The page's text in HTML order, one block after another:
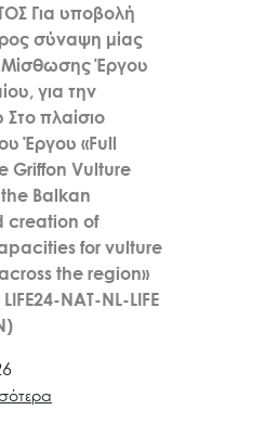
Για υποβολή
σύναψη μίας
Έργου
για την
πλαίσιο
Έργου «Full
Griffon Vulture
Balkan
creation of
for vulture
the region»
NAT-NL-LIFE